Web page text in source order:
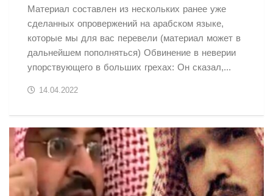
Материал составлен из нескольких ранее уже
сделанных опровержений на арабском языке,
которые мы для вас перевели (материал может в
дальнейшем пополняться) Обвинение в неверии
упорствующего в больших грехах: Он сказал,...
14.04.2022